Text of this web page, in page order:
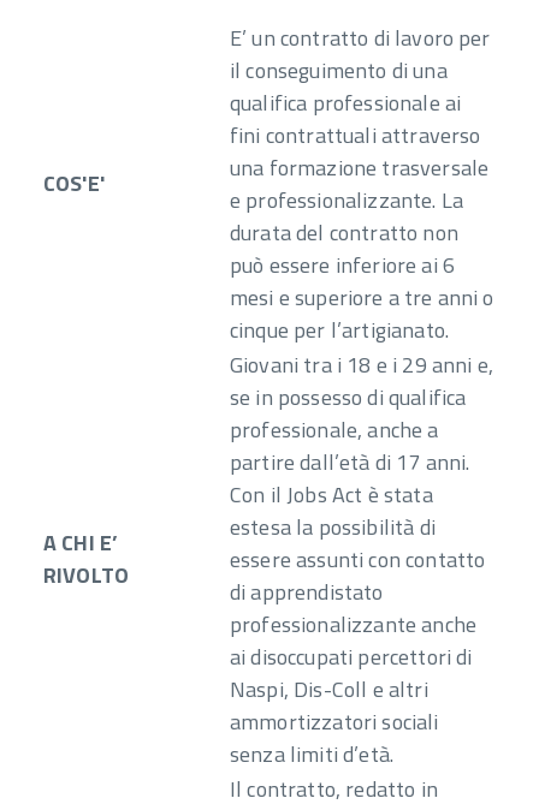
COS'E'
E’ un contratto di lavoro per
il conseguimento di una
qualifica professionale ai
fini contrattuali attraverso
una formazione trasversale
e professionalizzante. La
durata del contratto non
può essere inferiore ai 6
mesi e superiore a tre anni o
cinque per l’artigianato.
A CHI E’
RIVOLTO
Giovani tra i 18 e i 29 anni e,
se in possesso di qualifica
professionale, anche a
partire dall’età di 17 anni.
Con il Jobs Act è stata
estesa la possibilità di
essere assunti con contatto
di apprendistato
professionalizzante anche
ai disoccupati percettori di
Naspi, Dis-Coll e altri
ammortizzatori sociali
senza limiti d’età.
Il contratto, redatto in